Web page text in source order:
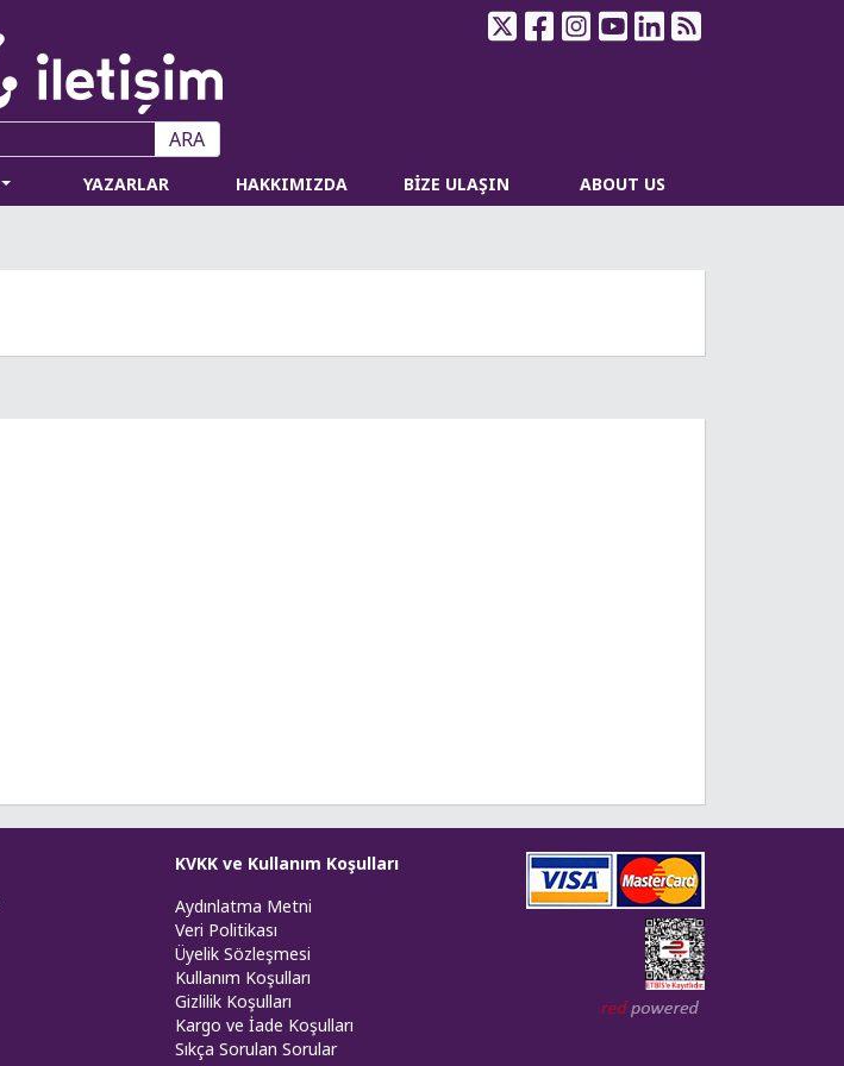
ARA
YAZARLAR HAKKIMIZDA BİZE ULAŞIN ABOUT US
KVKK ve Kullanım Koşulları
Aydınlatma Metni
Veri Politikası
Üyelik Sözleşmesi
Kullanım Koşulları
Gizlilik Koşulları
Kargo ve İade Koşulları
Sıkça Sorulan Sorular
Web tasarım: Red Bilişim